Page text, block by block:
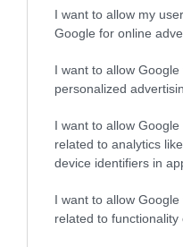
I want to allow my
Google for online
I want to allow
personalized
I want to allow
related to analytics
device identifiers in
I want to allow
related to functionality